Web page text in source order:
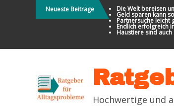
Neueste Beiträge Die Welt bereisen
Geld sparen kann
Partnersuche leicht
Endlich erfolgreich
Haustiere sind auch
Hochwertige und